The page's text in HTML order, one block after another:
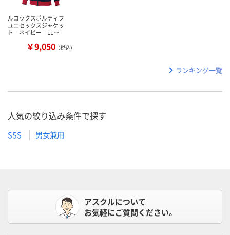
ルコックスポルティフ
ユニセックスジャケッ
ト ネイビー LL…
￥9,050 （税込）
ランキング一覧
人気の絞り込み条件で探す
SSS 男女兼用
アスクルについて
お気軽にご質問ください。